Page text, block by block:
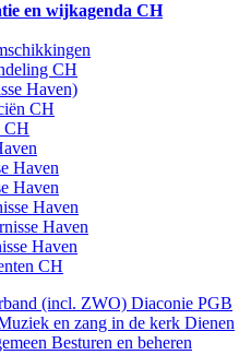
en wijkagenda CH
CH
Haven)
CH
CH
Haven
Haven
Haven
Haven
Haven
CH
(incl. ZWO) Diaconie PGB
en zang in de kerk Dienen
Besturen en beheren